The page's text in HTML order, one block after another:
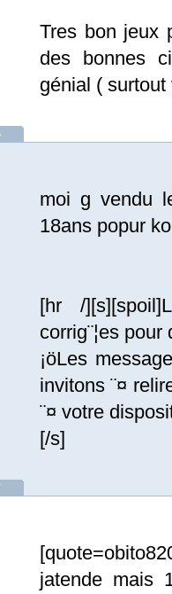
Tres bon jeux
des bonnes
génial (
moi g vendu
18ans popur
[hr /
corrig¨¦es pour
¡öLes
invitons ¨¤
¨¤ votre
[/s]
jatende mais